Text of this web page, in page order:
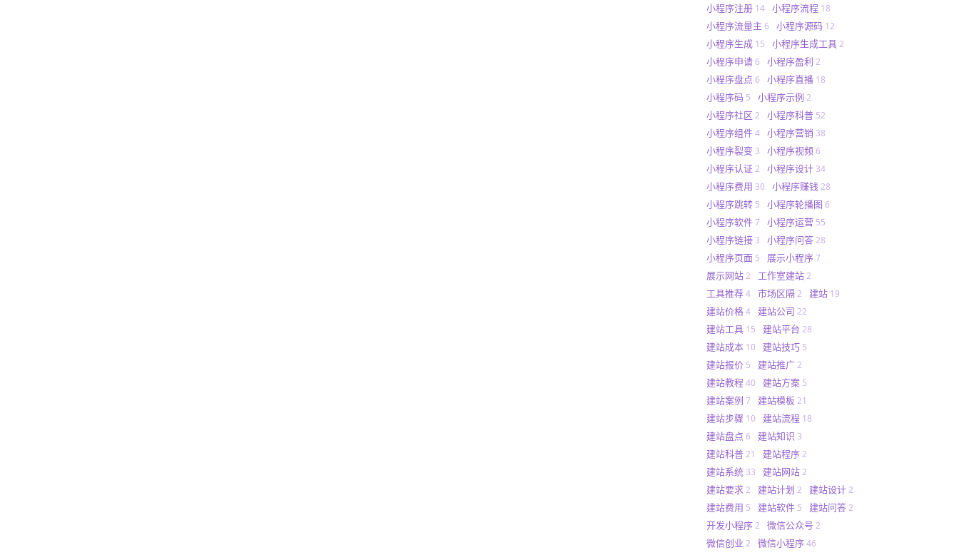
小程序注册 14 小程序流程 18
小程序流量主 6 小程序源码 12
小程序生成 15 小程序生成工具 2
小程序申请 6 小程序盈利 2
小程序盘点 6 小程序直播 18
小程序码 5 小程序示例 2
小程序社区 2 小程序科普 52
小程序组件 4 小程序营销 38
小程序裂变 3 小程序视频 6
小程序认证 2 小程序设计 34
小程序费用 30 小程序赚钱 28
小程序跳转 5 小程序轮播图 6
小程序软件 7 小程序运营 55
小程序链接 3 小程序问答 28
小程序页面 5 展示小程序 7
展示网站 2 工作室建站 2
工具推荐 4 市场区隔 2 建站 19
建站价格 4 建站公司 22
建站工具 15 建站平台 28
建站成本 10 建站技巧 5
建站报价 5 建站推广 2
建站教程 40 建站方案 5
建站案例 7 建站模板 21
建站步骤 10 建站流程 18
建站盘点 6 建站知识 3
建站科普 21 建站程序 2
建站系统 33 建站网站 2
建站要求 2 建站计划 2 建站设计 2
建站费用 5 建站软件 5 建站问答 2
开发小程序 2 微信公众号 2
微信创业 2 微信小程序 46